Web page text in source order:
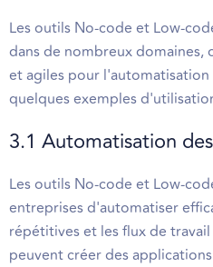
Les outils No-code et Low-
dans de nombreux
et agiles pour l'automatisation
quelques exemples
3.1 Automatisation
Les outils No-code et Low-
entreprises d'automatiser
répétitives et les flux de
peuvent créer des